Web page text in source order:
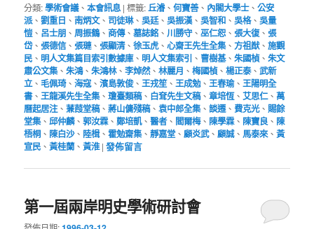
分類:學術會議、本會訊息 |標籤:丘濬、何寶善、 內閣大學士、公安
派、劉重日 、南炳文、 司徒琳、吳廷、吳振漢、吳智和 、吳格、吳量
愷、 呂士朋 、 周振鶴、商傳、墓誌銘 、 川勝守、巫仁恕 、張大復、張
岱、張德信、張璉、張顯清、徐玉虎、心齋王先生全集、方祖猷、施觀
民 、 明人文集篇目索引數據庫、 明人文集索引 、曹樹基、朱國楨、朱文
肅公文集、朱鴻、朱鴻林、李焯然、林麗月 、梅國楨、楊正泰、武新
立、毛佩琦、海寇、濱島敦俊、王戎笙、王成勉、王春瑜、王陽明全
書、王龍溪先生全集、瓊臺類稿、 白耷先生文稿、章培恆、艾思仁、萬
曆起居注、蒹葭堂稿、蔣山傭殘稿、袁中郎全集、談遷、費克光、 賜餘
堂集、邱仲麟、郭汝霖、鄭培凱、醫者、 閻爾梅、 陳學霖、 陳寶良 、 陳
梧桐 、 陳白沙、 陸楫、霍勉齋集、靜嘉堂 、顧炎武、顧誠、 馬泰來、黃
宣民 、黃桂蘭、黃淮 |發佈留言
第一屆兩岸明史學術研討會